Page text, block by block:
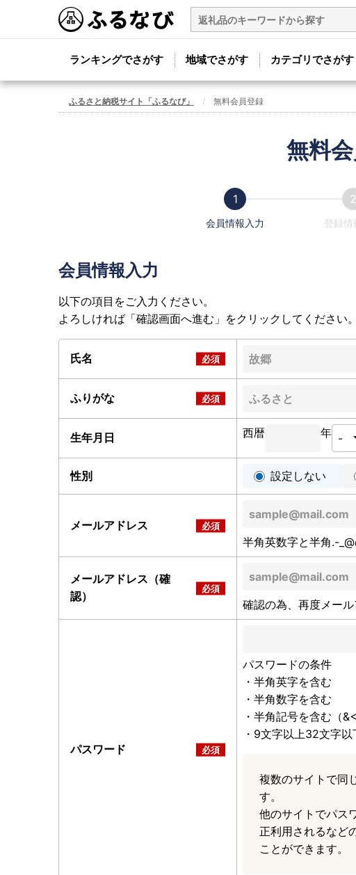
ランキングでさがす 地域でさがす カテゴリでさがす
ふるさと納税サイト「ふるなび」 無料会員登録
無料
会員情報入力 登録情
会員情報入力
以下の項目をご入力ください。
よろしければ「確認画面へ進む」をクリックしてください。
氏名
ふりがな
生年月日 西暦 年
性別 設定しない
メールアドレス
半角英数字と半角.-
メールアドレス（確
認）
確認の為、再度メー
パスワード
パスワードの条件
・半角英字を含む
・半角数字を含む
・半角記号を含む（
・9文字以上32文字以
複数のサイトで同
す。
他のサイトでパス
正利用されるなど
ことができます。